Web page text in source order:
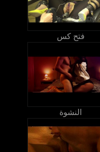
فتح كس
النشوة